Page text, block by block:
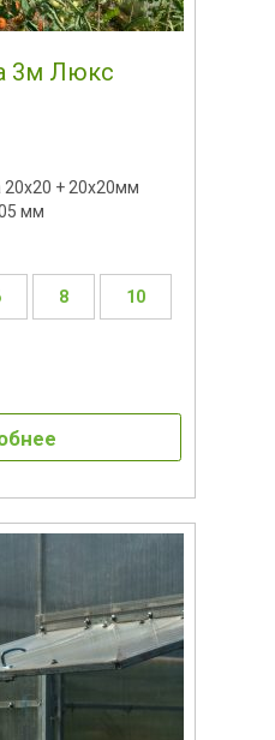
3м Люкс
+ 20х20мм
мм
8 10